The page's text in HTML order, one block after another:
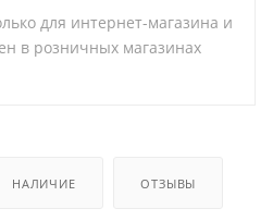
для интернет-магазина и
в розничных магазинах
НАЛИЧИЕ ОТЗЫВЫ